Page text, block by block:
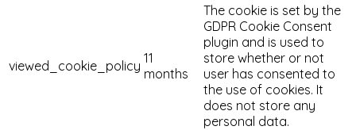
viewed_cookie_policy 11
months
The cookie is set by the
GDPR Cookie Consent
plugin and is used to
store whether or not
user has consented to
the use of cookies. It
does not store any
personal data.